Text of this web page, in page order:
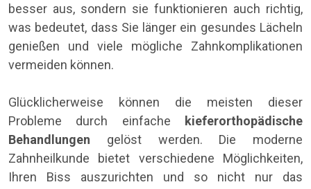
besser aus, sondern sie funktionieren auch richtig,
was bedeutet, dass Sie länger ein gesundes Lächeln
genießen und viele mögliche Zahnkomplikationen
vermeiden können.
Glücklicherweise können die meisten dieser
Probleme durch einfache kieferorthopädische
Behandlungen gelöst werden. Die moderne
Zahnheilkunde bietet verschiedene Möglichkeiten,
Ihren Biss auszurichten und so nicht nur das